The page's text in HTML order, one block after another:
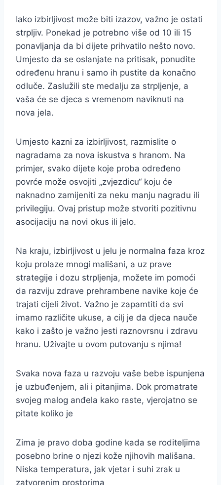
Iako izbirljivost može biti izazov, važno je ostati
strpljiv. Ponekad je potrebno više od 10 ili 15
ponavljanja da bi dijete prihvatilo nešto novo.
Umjesto da se oslanjate na pritisak, ponudite
određenu hranu i samo ih pustite da konačno
odluče. Zaslužili ste medalju za strpljenje, a
vaša će se djeca s vremenom naviknuti na
nova jela.
Umjesto kazni za izbirljivost, razmislite o
nagradama za nova iskustva s hranom. Na
primjer, svako dijete koje proba određeno
povrće može osvojiti „zvjezdicu“ koju će
naknadno zamijeniti za neku manju nagradu ili
privilegiju. Ovaj pristup može stvoriti pozitivnu
asocijaciju na novi okus ili jelo.
Na kraju, izbirljivost u jelu je normalna faza kroz
koju prolaze mnogi mališani, a uz prave
strategije i dozu strpljenja, možete im pomoći
da razviju zdrave prehrambene navike koje će
trajati cijeli život. Važno je zapamtiti da svi
imamo različite ukuse, a cilj je da djeca nauče
kako i zašto je važno jesti raznovrsnu i zdravu
hranu. Uživajte u ovom putovanju s njima!
Svaka nova faza u razvoju vaše bebe ispunjena
je uzbuđenjem, ali i pitanjima. Dok promatrate
svojeg malog anđela kako raste, vjerojatno se
pitate koliko je
Zima je pravo doba godine kada se roditeljima
posebno brine o njezi kože njihovih mališana.
Niska temperatura, jak vjetar i suhi zrak u
zatvorenim prostorima